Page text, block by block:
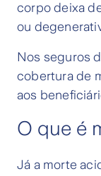
corpo deixa
ou
Nos seguros
cobertura de
aos
O que é
Já a morte